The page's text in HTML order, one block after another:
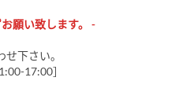
願い致します。 -
下さい。
17:00］